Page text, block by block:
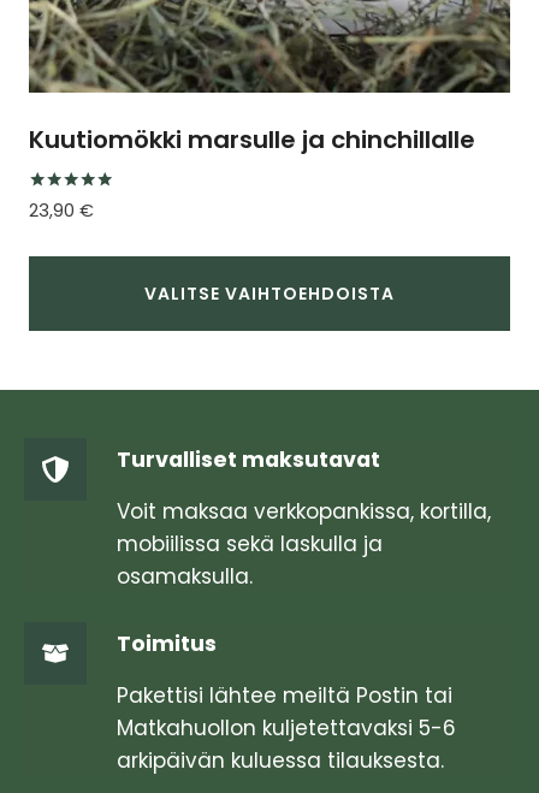
Kuutiomökki marsulle ja chinchillalle
Arvostelu
tuotteesta:
/ 5
23,90 €
VALITSE VAIHTOEHDOISTA
muunnelma.
sivulla.
Turvalliset maksutavat
Voit maksaa verkkopankissa, kortilla,
mobiilissa sekä laskulla ja
osamaksulla.
Toimitus
Pakettisi lähtee meiltä Postin tai
Matkahuollon kuljetettavaksi 5-6
arkipäivän kuluessa tilauksesta.